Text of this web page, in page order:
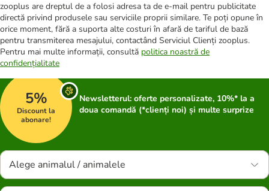
zooplus are dreptul de a folosi adresa ta de e-mail pentru publicitate
directă privind produsele sau serviciile proprii similare. Te poți opune în
orice moment, fără a suporta alte costuri în afară de tariful de bază
pentru transmiterea mesajului, contactând Serviciul Clienți zooplus.
Pentru mai multe informații, consultă politica noastră de
confidențialitate
5%
Discount la
abonare!
Newsletterul: oferte personalizate, 10%* la a
doua comandă (*clienți noi) și multe surprize
Alege animalul / animalele